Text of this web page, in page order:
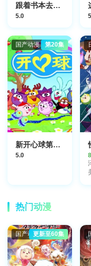
跟着书本去旅行第2季
5.0
国产动漫 第20集
新开心球第一季
5.0
热门动漫
国产动漫更新至60集